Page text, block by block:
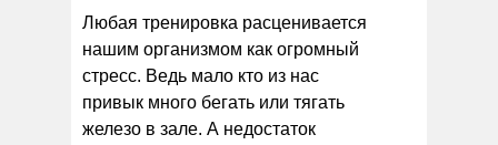
Любая тренировка расценивается
нашим организмом как огромный
стресс. Ведь мало кто из нас
привык много бегать или тягать
железо в зале. А недостаток